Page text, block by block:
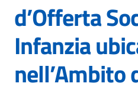
d’Offerta
Infanzia
nell’Ambito